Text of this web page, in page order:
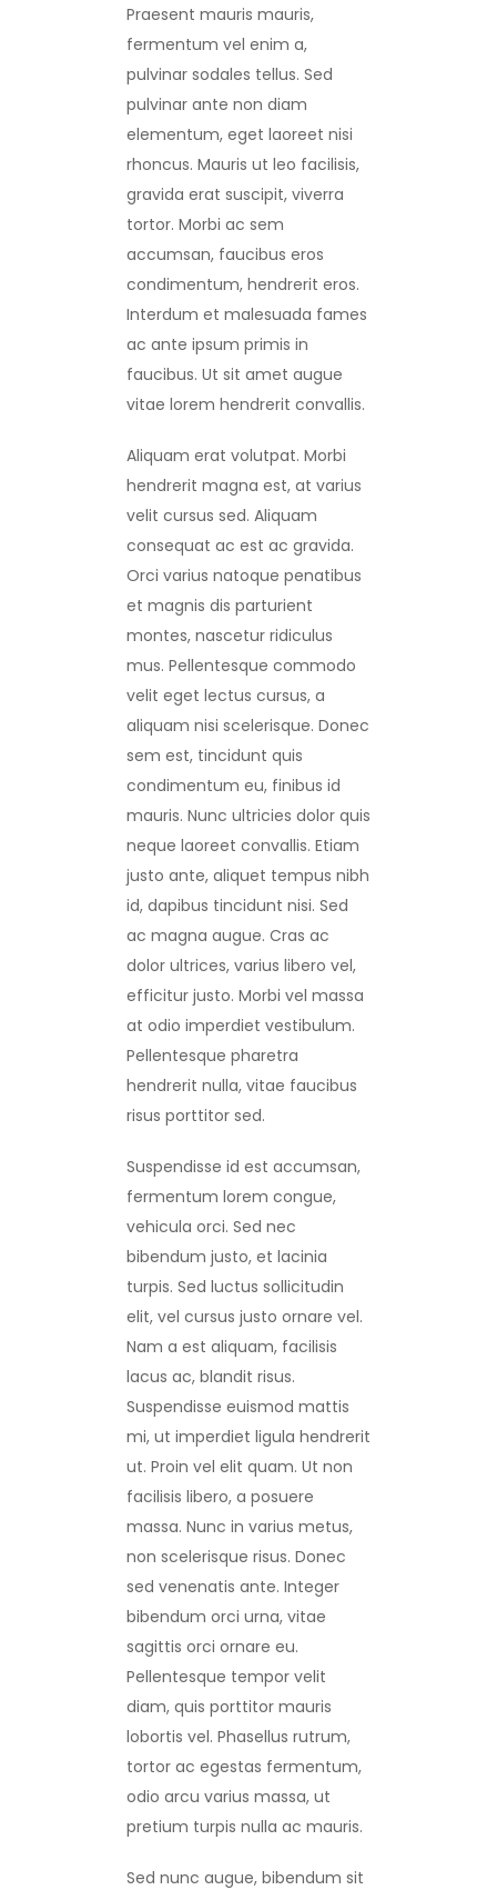
Praesent mauris mauris,
fermentum vel enim a,
pulvinar sodales tellus. Sed
pulvinar ante non diam
elementum, eget laoreet nisi
rhoncus. Mauris ut leo facilisis,
gravida erat suscipit, viverra
tortor. Morbi ac sem
accumsan, faucibus eros
condimentum, hendrerit eros.
Interdum et malesuada fames
ac ante ipsum primis in
faucibus. Ut sit amet augue
vitae lorem hendrerit convallis.
Aliquam erat volutpat. Morbi
hendrerit magna est, at varius
velit cursus sed. Aliquam
consequat ac est ac gravida.
Orci varius natoque penatibus
et magnis dis parturient
montes, nascetur ridiculus
mus. Pellentesque commodo
velit eget lectus cursus, a
aliquam nisi scelerisque. Donec
sem est, tincidunt quis
condimentum eu, finibus id
mauris. Nunc ultricies dolor quis
neque laoreet convallis. Etiam
justo ante, aliquet tempus nibh
id, dapibus tincidunt nisi. Sed
ac magna augue. Cras ac
dolor ultrices, varius libero vel,
efficitur justo. Morbi vel massa
at odio imperdiet vestibulum.
Pellentesque pharetra
hendrerit nulla, vitae faucibus
risus porttitor sed.
Suspendisse id est accumsan,
fermentum lorem congue,
vehicula orci. Sed nec
bibendum justo, et lacinia
turpis. Sed luctus sollicitudin
elit, vel cursus justo ornare vel.
Nam a est aliquam, facilisis
lacus ac, blandit risus.
Suspendisse euismod mattis
mi, ut imperdiet ligula hendrerit
ut. Proin vel elit quam. Ut non
facilisis libero, a posuere
massa. Nunc in varius metus,
non scelerisque risus. Donec
sed venenatis ante. Integer
bibendum orci urna, vitae
sagittis orci ornare eu.
Pellentesque tempor velit
diam, quis porttitor mauris
lobortis vel. Phasellus rutrum,
tortor ac egestas fermentum,
odio arcu varius massa, ut
pretium turpis nulla ac mauris.
Sed nunc augue, bibendum sit